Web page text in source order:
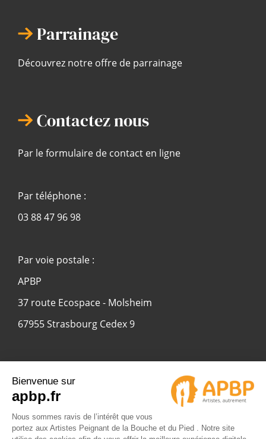
Parrainage
Découvrez notre offre de parrainage
Contactez nous
Par le formulaire de contact en ligne
Par téléphone :
03 88 47 96 98
Par voie postale :
APBP
37 route Ecospace - Molsheim
67955 Strasbourg Cedex 9